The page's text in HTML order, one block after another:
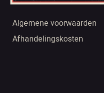
Algemene voorwaarden
Afhandelingskosten